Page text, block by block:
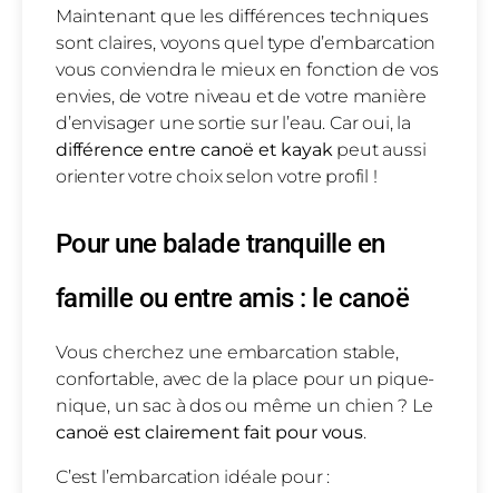
Maintenant que les différences techniques
sont claires, voyons quel type d’embarcation
vous conviendra le mieux en fonction de vos
envies, de votre niveau et de votre manière
d’envisager une sortie sur l’eau. Car oui, la
différence entre canoë et kayakpeut aussi
orienter votre choix selon votre profil !
Pour une balade tranquille en
famille ou entre amis : le canoë
Vous cherchez une embarcation stable,
confortable, avec de la place pour un pique-
nique, un sac à dos ou même un chien ? Le
canoë est clairement fait pour vous.
C’est l’embarcation idéale pour :